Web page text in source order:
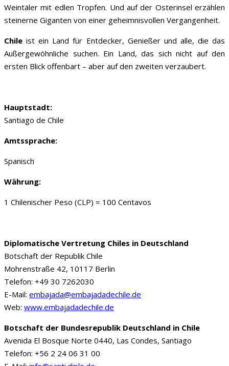
Weintäler mit edlen Tropfen. Und auf der Osterinsel erzählen
steinerne Giganten von einer geheimnisvollen Vergangenheit.
Chileist ein Land für Entdecker, Genießer und alle, die das
Außergewöhnliche suchen. Ein Land, das sich nicht auf den
ersten Blick offenbart – aber auf den zweiten verzaubert.
Hauptstadt:
Santiago de Chile
Amtssprache:
Spanisch
Währung:
1 Chilenischer Peso (CLP) = 100 Centavos
Diplomatische Vertretung Chiles in Deutschland
Botschaft der Republik Chile
Mohrenstraße 42, 10117 Berlin
Telefon: +49 30 7262030
E-Mail: embajada@embajadadechile.de
Web: www.embajadadechile.de
Botschaft der Bundesrepublik Deutschland in Chile
Avenida El Bosque Norte 0440, Las Condes, Santiago
Telefon: +56 2 24 06 31 00